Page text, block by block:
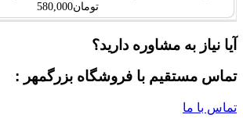
تومان580,000
آیا نیاز به مشاوره دارید؟
تماس مستقیم با فروشگاه بزرگمهر :
تماس با ما